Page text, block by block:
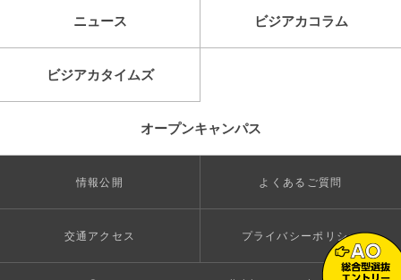
ニュース ビジアカコラム
ビジアカタイムズ
オープンキャンパス
情報公開 よくあるご質問
交通アクセス プライバシーポリシー